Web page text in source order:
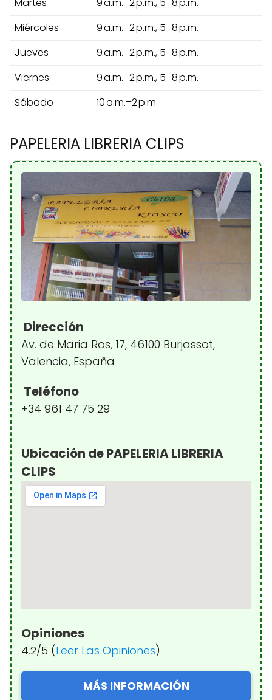
Miércoles
9 a.m.–2 p.m., 5–8 p.m.
Jueves
9 a.m.–2 p.m., 5–8 p.m.
Viernes
9 a.m.–2 p.m., 5–8 p.m.
Sábado
10 a.m.–2 p.m.
PAPELERIA LIBRERIA CLIPS
Dirección
Av. de Maria Ros, 17, 46100 Burjassot,
Valencia, España
Teléfono
+34 961 47 75 29
Ubicación de PAPELERIA LIBRERIA
CLIPS
Opiniones
4.2/5 (Leer Las Opiniones)
MÁS INFORMACIÓN